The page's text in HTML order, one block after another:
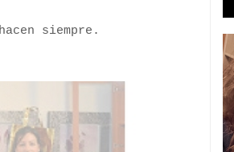
siempre.